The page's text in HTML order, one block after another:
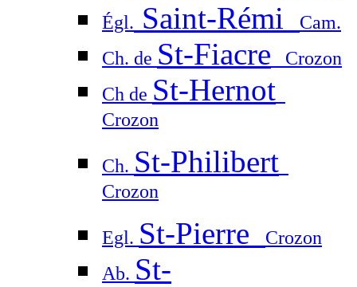
Égl. Saint-Rémi
Cam.
Ch. de St-Fiacre Crozon
Ch de St-Hernot
Crozon
Ch. St-Philibert
Crozon
Egl. St-Pierre
Crozon
Ab. St-